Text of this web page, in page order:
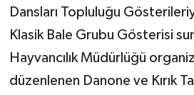
Dansları Topluluğu
Klasik Bale Grubu Gösterisi
Hayvancılık Müdürlüğü
düzenlenen Danone ve Kırık